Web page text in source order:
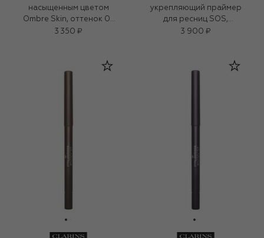
насыщенным цветом
Ombre Skin, оттенок 03
(1,5g)
3 350 ₽
укрепляющий праймер
для ресниц SOS,
оттенок Caramel (8ml)
3 900 ₽